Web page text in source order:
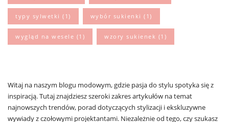
typy sylwetki (1) wybór sukienki (1)
wygląd na wesele (1) wzory sukienek (1)
Witaj na naszym blogu modowym, gdzie pasja do stylu spotyka się z
inspiracją. Tutaj znajdziesz szeroki zakres artykułów na temat
najnowszych trendów, porad dotyczących stylizacji i ekskluzywne
wywiady z czołowymi projektantami. Niezależnie od tego, czy szukasz